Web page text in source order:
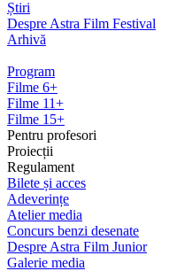
Știri
Despre Astra Film Festival
Arhivă
Program
Filme 6+
Filme 11+
Filme 15+
Pentru profesori
Proiecții
Regulament
Bilete și acces
Adeverințe
Atelier media
Concurs benzi desenate
Despre Astra Film Junior
Galerie media